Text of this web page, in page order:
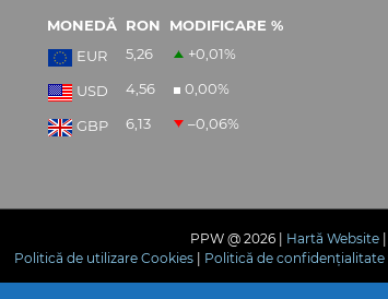
MONEDĂ RON
MODIFICARE %
EUR
5,26 +0,01%
USD 4,56 0,00%
GBP 6,13 –0,06%
PPW @ 2026 | Hartă Website|
Politică de utilizare Cookies
Politică de confidențialitate